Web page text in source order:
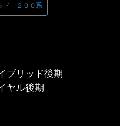
ド ２００系
リッド後期
ヤル後期